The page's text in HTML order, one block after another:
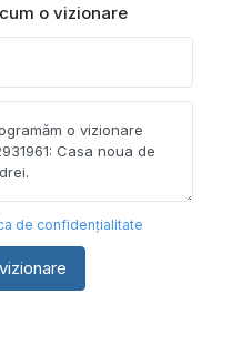
o vizionare
de confidențialitate